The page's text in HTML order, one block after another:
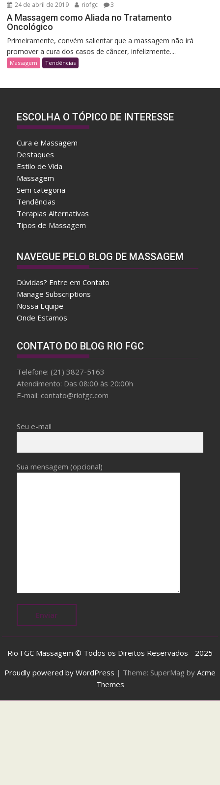
24 de abril de 2019 riofgc 3
A Massagem como Aliada no Tratamento
Oncológico
Primeiramente, convém salientar que a massagem não irá
promover a cura dos casos de câncer, infelizmente....
Massagem Tendências
ESCOLHA O TÓPICO DE INTERESSE
Cura e Massagem
Destaques
Estilo de Vida
Massagem
Sem categoria
Tendências
Terapias Alternativas
Tipos de Massagem
f
t
e
r
w
a
d
f
k
e
b
e
i
S
i
p
p
n
NAVEGUE PELO BLOG DE MASSAGEM
Dúvidas? Entre em Contato
Manage Subscriptions
Nossa Equipe
Onde Estamos
CONTATO DO BLOG RIO FGC
Telefone: (21) 3827-5163
Atendimento: Das 08:00 às 20:00h
E-mail: contato@riofgc.com
Seu e-mail
Sua mensagem (opcional)
Rio FGC Massagem © Todos os Direitos Reservados - 2025
Proudly powered by WordPress | Theme: SuperMag by Acme
Themes